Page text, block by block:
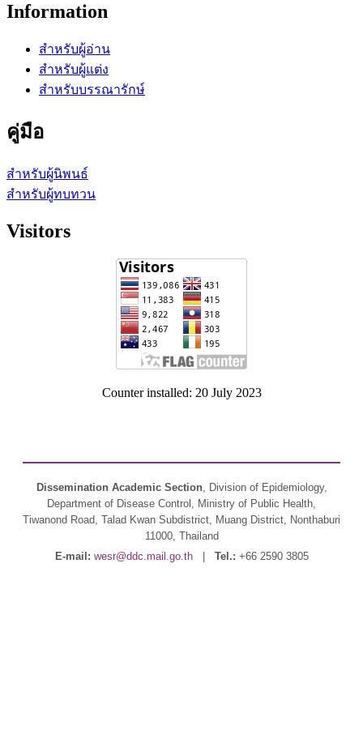
Information
สำหรับผู้อ่าน
สำหรับผู้แต่ง
สำหรับบรรณารักษ์
คู่มือ
สำหรับผู้นิพนธ์
สำหรับผู้ทบทวน
Visitors
Counter installed: 20 July 2023
Dissemination Academic Section, Division of Epidemiology,
Department of Disease Control, Ministry of Public Health,
Tiwanond Road, Talad Kwan Subdistrict, Muang District, Nonthaburi
11000, Thailand
E-mail: wesr@ddc.mail.go.th| Tel.: +66 2590 3805